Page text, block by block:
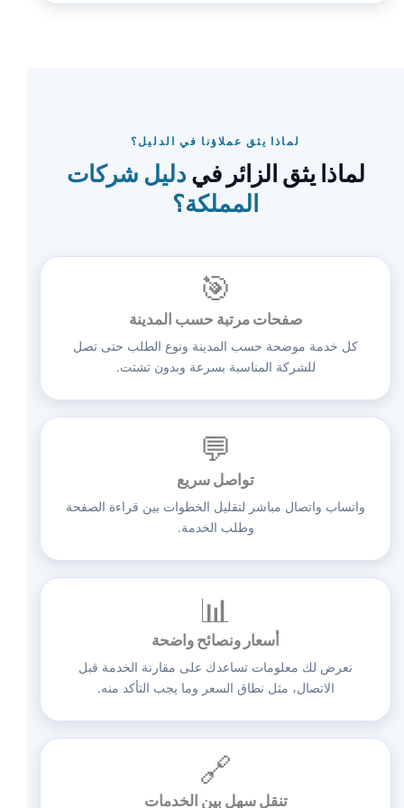
لماذا يثق عملاؤنا في الدليل؟
لماذا يثق الزائر فيدليل شركات
المملكة؟
🎯
صفحات مرتبة حسب المدينة
كل خدمة موضحة حسب المدينة ونوع الطلب حتى تصل
للشركة المناسبة بسرعة وبدون تشتت.
💬
تواصل سريع
واتساب واتصال مباشر لتقليل الخطوات بين قراءة الصفحة
وطلب الخدمة.
📊
أسعار ونصائح واضحة
نعرض لك معلومات تساعدك على مقارنة الخدمة قبل
الاتصال، مثل نطاق السعر وما يجب التأكد منه.
🔗
تنقل سهل بين الخدمات